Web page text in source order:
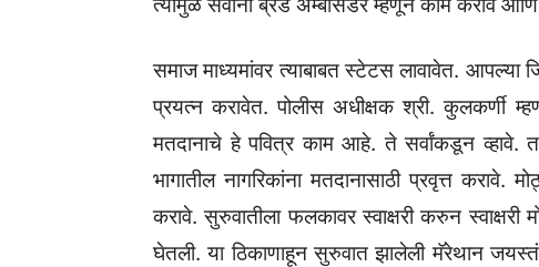
समाज माध्यमांवर त्याबाबत स्टेटस लावावेत. आपल्या
प्रयत्न करावेत. पोलीस अधीक्षक श्री. कुलकर्णी
मतदानाचे हे पवित्र काम आहे. ते सर्वांकडून व्हावे.
भागातील नागरिकांना मतदानासाठी प्रवृत्त
करावे. सुरुवातीला फलकावर स्वाक्षरी करुन
घेतली. या ठिकाणाहून सुरुवात झालेली मॅरेथान